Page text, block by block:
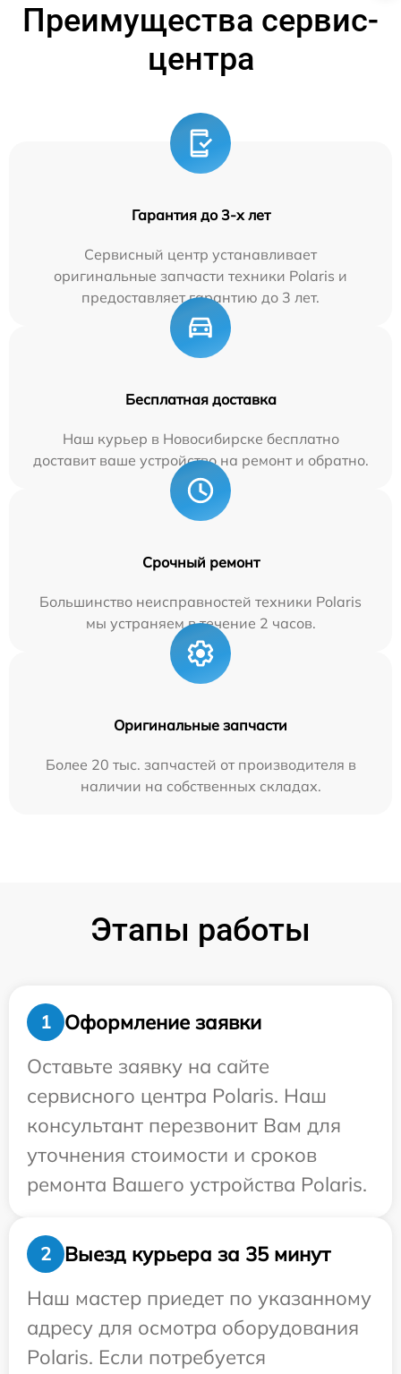
Преимущества сервис-
центра
Гарантия до 3-х лет
Сервисный центр устанавливает
оригинальные запчасти техники Polaris и
предоставляет гарантию до 3 лет.
Бесплатная доставка
Наш курьер в Новосибирске бесплатно
доставит ваше устройство на ремонт и обратно.
Срочный ремонт
Большинство неисправностей техники Polaris
мы устраняем в течение 2 часов.
Оригинальные запчасти
Более 20 тыс. запчастей от производителя в
наличии на собственных складах.
Этапы работы
1
Оформление заявки
Оставьте заявку на сайте
сервисного центра Polaris. Наш
консультант перезвонит Вам для
уточнения стоимости и сроков
ремонта Вашего устройства Polaris.
2
Выезд курьера за 35 минут
Наш мастер приедет по указанному
адресу для осмотра оборудования
Polaris. Если потребуется